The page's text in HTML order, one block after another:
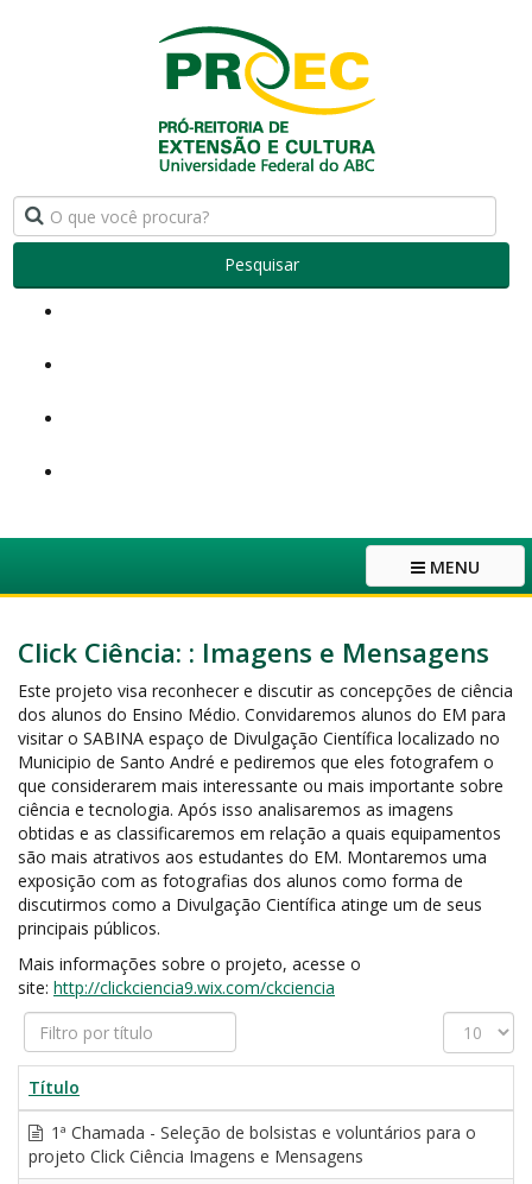
Pesquisar
MENU
Click Ciência: : Imagens e Mensagens
Este projeto visa reconhecer e discutir as concepções de ciência
dos alunos do Ensino Médio. Convidaremos alunos do EM para
visitar o SABINA espaço de Divulgação Científica localizado no
Municipio de Santo André e pediremos que eles fotografem o
que considerarem mais interessante ou mais importante sobre
ciência e tecnologia. Após isso analisaremos as imagens
obtidas e as classificaremos em relação a quais equipamentos
são mais atrativos aos estudantes do EM. Montaremos uma
exposição com as fotografias dos alunos como forma de
discutirmos como a Divulgação Científica atinge um de seus
principais públicos.
Mais informações sobre o projeto, acesse o
site: http://clickciencia9.wix.com/ckciencia
Filtro
por
título
Exibir
#
Título
1ª Chamada - Seleção de bolsistas e voluntários para o
projeto Click Ciência Imagens e Mensagens